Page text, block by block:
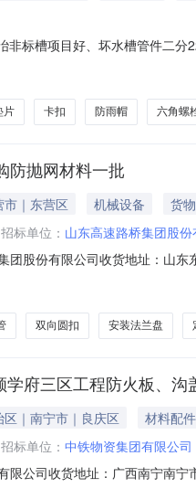
非标槽项目好、坏水槽管件二
送样：否公告时间：2026-07-
片 卡扣 防雨帽 六角螺
防抛网材料一批
市｜东营区 机械设备
货物
招标单位： 山东高速路桥集团股
团股份有限公司收货地址：山
西四路东营G220改建项目综合
双向圆扣 安装法兰盘
学府三区工程防火板、
区｜南宁市｜良庆区
材料配件
招标单位： 中铁物资集团有限公司
限公司收货地址：广西南宁南